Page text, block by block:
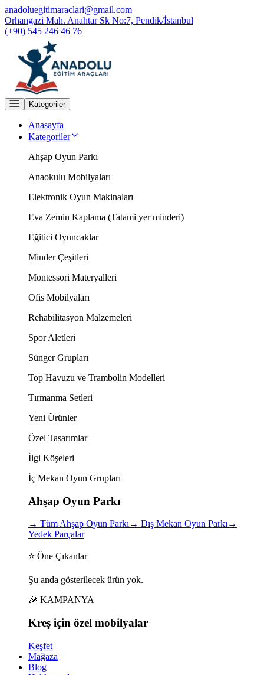
anadoluegitimaraclari@gmail.com
Orhangazi Mah. Anahtar Sk No:7, Pendik/İstanbul
(+90) 545 246 46 76
Kategoriler
Anasayfa
Kategoriler
Ahşap Oyun Parkı
Anaokulu Mobilyaları
Elektronik Oyun Makinaları
Eva Zemin Kaplama (Tatami yer minderi)
Eğitici Oyuncaklar
Minder Çeşitleri
Montessori Materyalleri
Ofis Mobilyaları
Rehabilitasyon Malzemeleri
Spor Aletleri
Sünger Grupları
Top Havuzu ve Trambolin Modelleri
Tırmanma Setleri
Yeni Ürünler
Özel Tasarımlar
İlgi Köşeleri
İç Mekan Oyun Grupları
Ahşap Oyun Parkı
→ Tüm Ahşap Oyun Parkı→ Dış Mekan Oyun Parkı→
Yedek Parçalar
⭐ Öne Çıkanlar
Şu anda gösterilecek ürün yok.
🎉 KAMPANYA
Kreş için özel mobilyalar
Keşfet
Mağaza
Blog